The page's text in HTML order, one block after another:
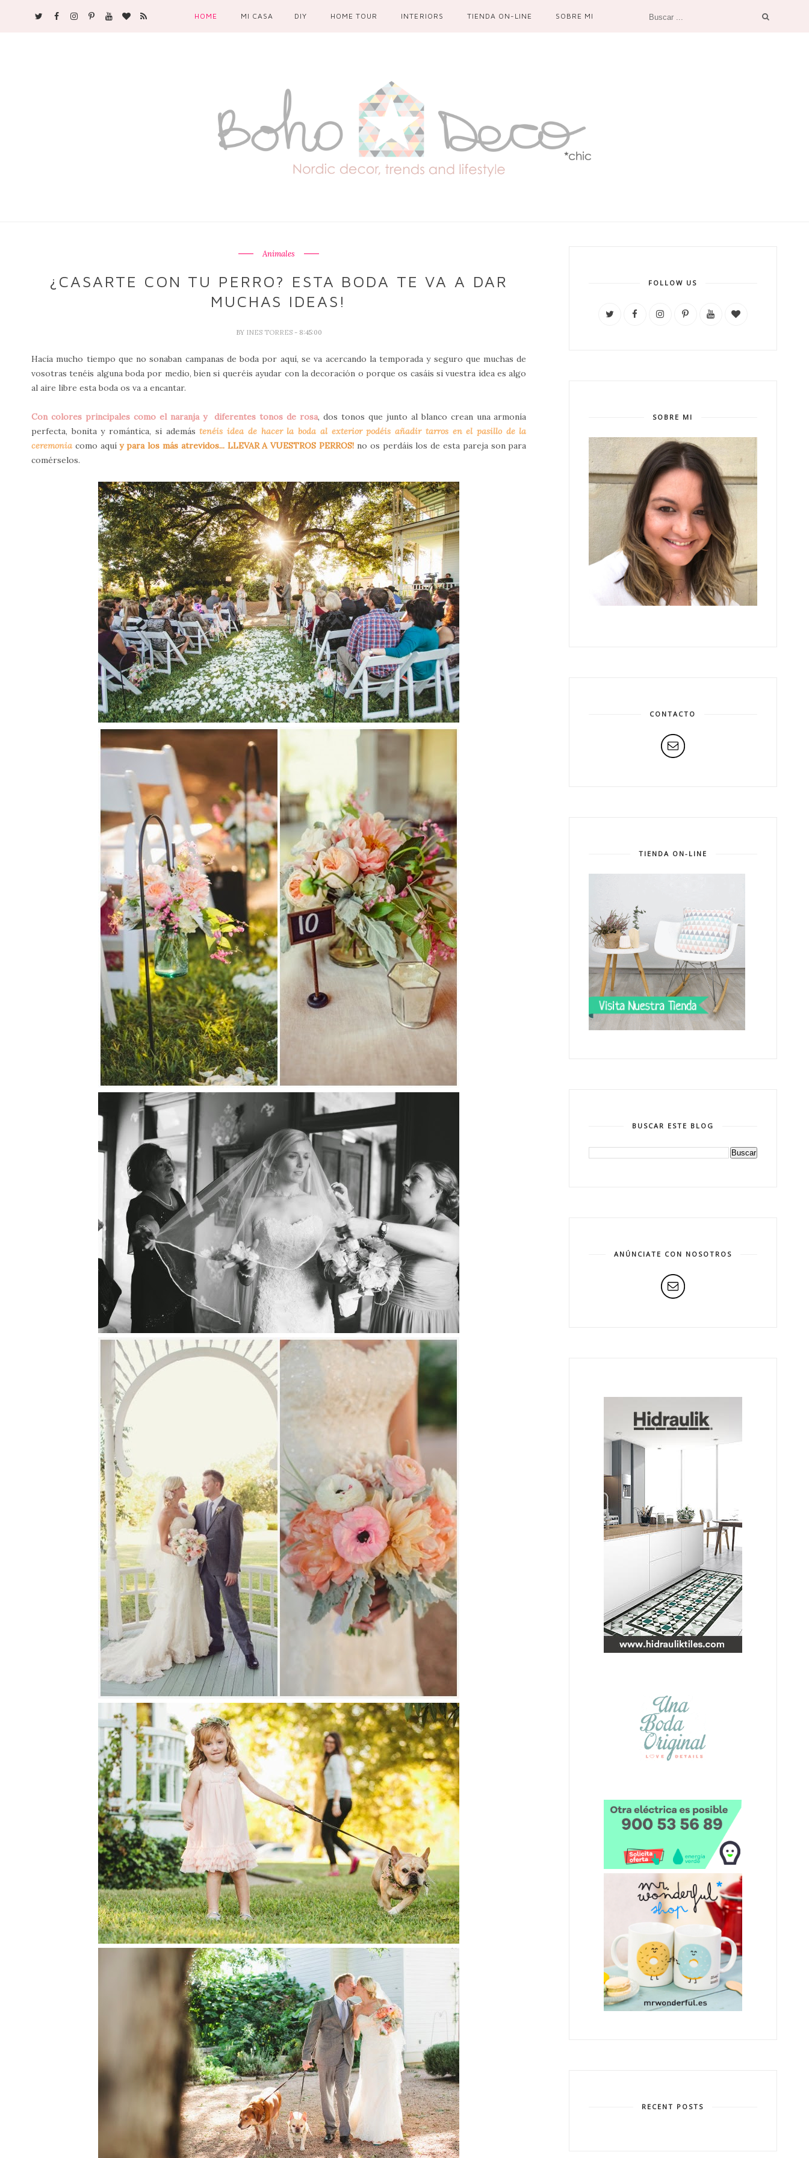
HOME MI CASA DIY HOME TOUR INTERIORS TIENDA ON-LINE SOBRE MI
Animales
¿CASARTE CON TU PERRO? ESTA BODA TE VA A DAR
MUCHAS IDEAS!
BY INES TORRES - 8:45:00
Hacía mucho tiempo que no sonaban campanas de boda por aquí, se va acercando la temporada y seguro que muchas de
vosotras tenéis alguna boda por medio, bien si queréis ayudar con la decoración o porque os casáis si vuestra idea es algo
al aire libre esta boda os va a encantar.
Con colores principales como el naranja y diferentes tonos de rosa, dos tonos que junto al blanco crean una armonía
perfecta, bonita y romántica, si ademástenéis idea de hacer la boda al exterior podéis añadir tarros en el pasillo de la
ceremonia como aquíy para los más atrevidos... LLEVAR A VUESTROS PERROS! no os perdáis los de esta pareja son para
comérselos.
FOLLOW US
SOBRE MI
CONTACTO
TIENDA ON-LINE
BUSCAR ESTE BLOG
ANÚNCIATE CON NOSOTROS
RECENT POSTS